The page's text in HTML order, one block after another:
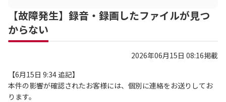
オフィシャルサイト
【故障発生】録音・録画したファイルが見つ
からない
2026年06月15日 08:16掲載
【6月15日 9:34 追記】
本件の影響が確認されたお客様には、個別に連絡をお送りしてお
ります。